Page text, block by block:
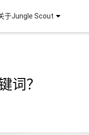
于Jungle Scout
词？